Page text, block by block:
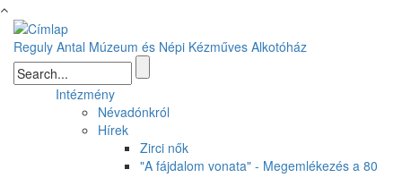
Ugrás a tartalomra
Reguly Antal Múzeum és Népi Kézműves Alkotóház
Keresés űrlap
Intézmény
Névadónkról
Hírek
Zirci nők
"A fájdalom vonata" - Megemlékezés a 80